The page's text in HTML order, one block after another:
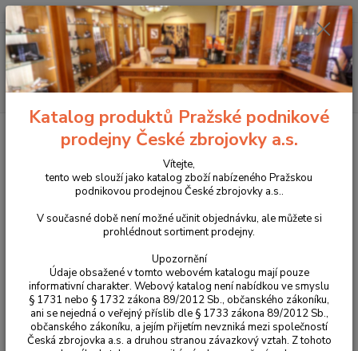
Menu
Hledat
+420 225 375 800
Příslušenství, doplňky a náhradní díly Pro pistole
Colt 1911
Zádržka zásobníku pro Colt 1911 díl č.36
Zádržka zásobníku pro Colt 1911
díl č.36
Katalog produktů Pražské podnikové
prodejny České zbrojovky a.s.
Vítejte,
tento web slouží jako katalog zboží nabízeného Pražskou
podnikovou prodejnou České zbrojovky a.s..
V současné době není možné učinit objednávku, ale můžete si
prohlédnout sortiment prodejny.
Upozornění
Údaje obsažené v tomto webovém katalogu mají pouze
informativní charakter. Webový katalog není nabídkou ve smyslu
§ 1731 nebo § 1732 zákona 89/2012 Sb., občanského zákoníku,
ani se nejedná o veřejný příslib dle § 1733 zákona 89/2012 Sb.,
občanského zákoníku, a jejím přijetím nevzniká mezi společností
Česká zbrojovka a.s. a druhou stranou závazkový vztah. Z tohoto